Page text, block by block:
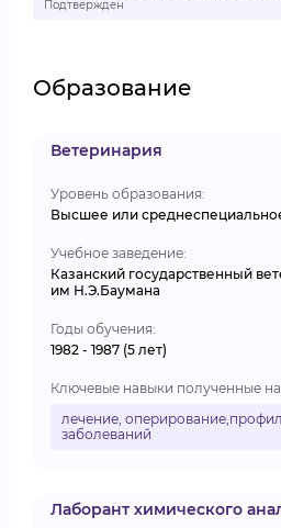
Подтвержден
Образование
Ветеринария
Уровень образования:
Высшее или
Учебное заведение:
Казанский государственный
им Н.Э.Баумана
Годы обучения:
1982 - 1987 (5 лет)
Ключевые навыки полученные на
лечение,
заболеваний
Лаборант химического